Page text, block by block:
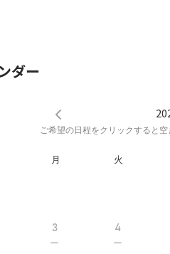
ダー
ご希望の日程をクリックすると
月 火
3 4